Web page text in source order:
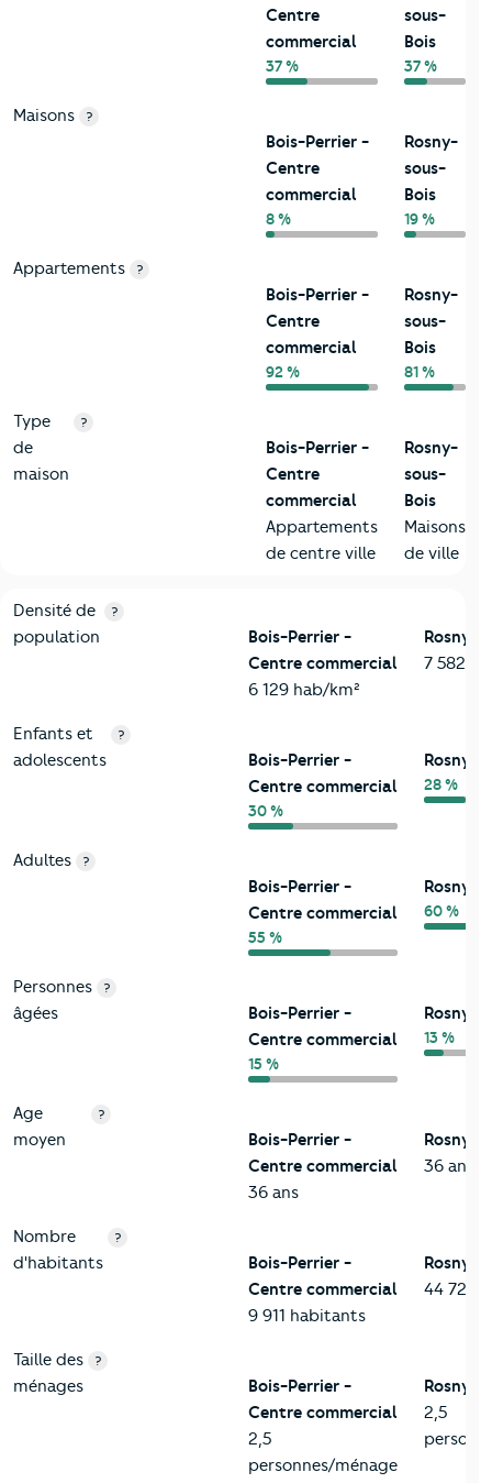
Centre
commercial
37 %
sous-
Bois
37 %
Maisons ?
Bois-Perrier -
Centre
commercial
8 %
Rosny-
sous-
Bois
19 %
Appartements ?
Bois-Perrier -
Centre
commercial
92 %
Rosny-
sous-
Bois
81 %
Type
de
maison
?
Bois-Perrier -
Centre
commercial
Appartements
de centre ville
Rosny-
sous-
Bois
Maisons
de ville
2-Habitants
Critères Bois-Perrier - Centre commercial
Densité de
population
?
Bois-Perrier -
Centre commercial
6 129 hab/km²
Rosny-
7 582
Enfants et
adolescents
?
Bois-Perrier -
Centre commercial
30 %
Rosny-
28 %
Adultes ?
Bois-Perrier -
Centre commercial
55 %
Rosny-
60 %
Personnes
âgées
?
Bois-Perrier -
Centre commercial
15 %
Rosny-
13 %
Age
moyen
?
Bois-Perrier -
Centre commercial
36 ans
Rosny-
36 ans
Nombre
d'habitants
?
Bois-Perrier -
Centre commercial
9 911 habitants
Rosny-
44 728
Taille des
ménages
?
Bois-Perrier -
Centre commercial
2,5
personnes/ménage
Rosny-
2,5